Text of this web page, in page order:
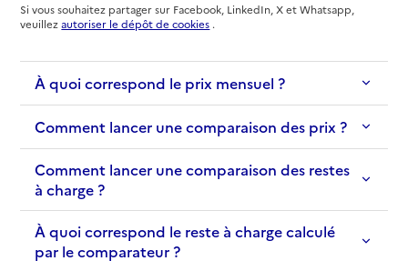
Si vous souhaitez partager sur Facebook, LinkedIn, X et Whatsapp,
veuillezautoriser le dépôt de cookies .
À quoi correspond le prix mensuel ?
Comment lancer une comparaison des prix ?
Comment lancer une comparaison des restes
à charge ?
À quoi correspond le reste à charge calculé
par le comparateur ?